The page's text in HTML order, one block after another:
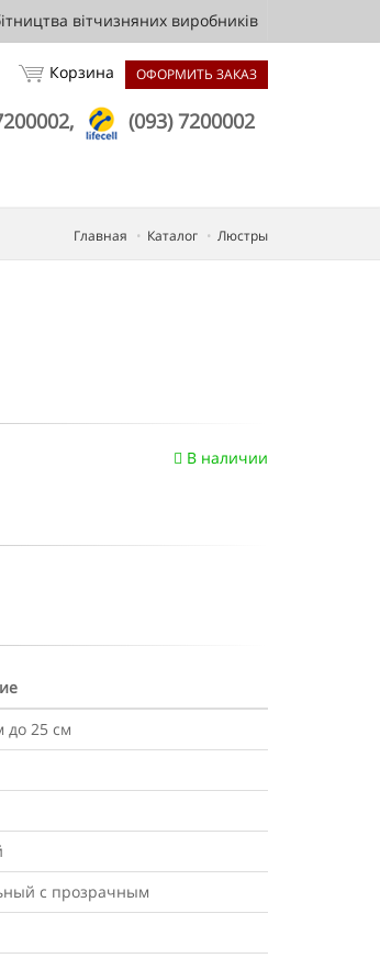
вітчизняних виробників
ОФОРМИТЬ ЗАКАЗ
Корзина
(093) 7200002
Главная Каталог Люстры
В наличии
до 25 см
с прозрачным